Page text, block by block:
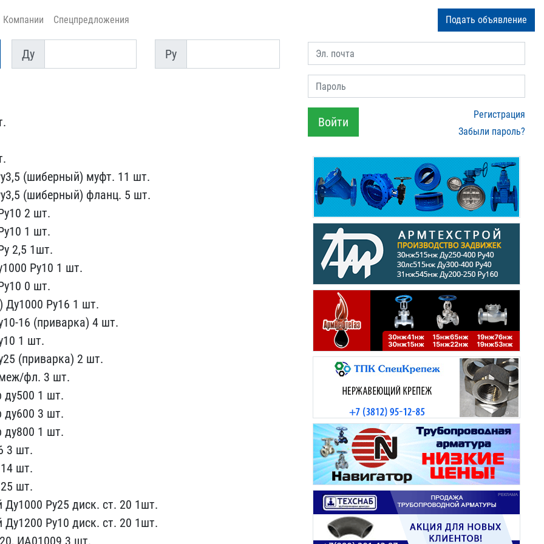
Компании Спецпредложения Подать объявление
Ду
Ду
Py
Py
(шиберный) муфт. 11 шт.​
(ши​берный) фланц. 5 шт.
2 шт.
1 шт.​
2,5 1​шт.
Ру10 1 шт.
0 шт.
Ду1000 Ру16 1 шт​.
16 ​(приварка) 4 шт.
1 шт.
(приварка) ​2 шт.
фл. 3 шт.
ду500 1 шт.
ду600 3 шт.
ду800 1 шт.
3 шт.
шт.
шт.
Ру25 ​диск. ст. 20 1шт.
Ру10 ди​ск. ст. 20 1шт.
ИА01009 3 ​шт.
Эл. почта
Пароль
Войти
Регистрация
Забыли пароль?